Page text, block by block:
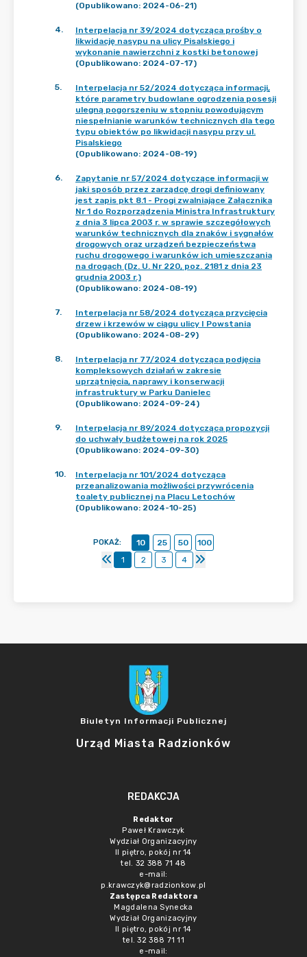
(Opublikowano: 2024-06-21)
4.
Interpelacja nr 39/2024 dotycząca prośby o
likwidację nasypu na ulicy Pisalskiego i
wykonanie nawierzchni z kostki betonowej
(Opublikowano: 2024-07-17)
5.
Interpelacja nr 52/2024 dotycząca informacji,
które parametry budowlane ogrodzenia posesji
ulegną pogorszeniu w stopniu powodującym
niespełnianie warunków technicznych dla tego
typu obiektów po likwidacji nasypu przy ul.
Pisalskiego
(Opublikowano: 2024-08-19)
6.
Zapytanie nr 57/2024 dotyczące informacji w
jaki sposób przez zarządcę drogi definiowany
jest zapis pkt 8.1 - Progi zwalniające Załącznika
Nr 1 do Rozporządzenia Ministra Infrastruktury
z dnia 3 lipca 2003 r. w sprawie szczegółowych
warunków technicznych dla znaków i sygnałów
drogowych oraz urządzeń bezpieczeństwa
ruchu drogowego i warunków ich umieszczania
na drogach (Dz. U. Nr 220, poz. 2181 z dnia 23
grudnia 2003 r.)
(Opublikowano: 2024-08-19)
7.
Interpelacja nr 58/2024 dotycząca przycięcia
drzew i krzewów w ciągu ulicy I Powstania
(Opublikowano: 2024-08-29)
8.
Interpelacja nr 77/2024 dotycząca podjęcia
kompleksowych działań w zakresie
uprzątnięcia, naprawy i konserwacji
infrastruktury w Parku Danielec
(Opublikowano: 2024-09-24)
9.
Interpelacja nr 89/2024 dotycząca propozycji
do uchwały budżetowej na rok 2025
(Opublikowano: 2024-09-30)
10.
Interpelacja nr 101/2024 dotycząca
przeanalizowania możliwości przywrócenia
toalety publicznej na Placu Letochów
(Opublikowano: 2024-10-25)
POKAŻ: 10 25 50
100
1
2 3 4
Biuletyn Informacji Publicznej
Urząd Miasta Radzionków
REDAKCJA
Redaktor
Paweł Krawczyk
Wydział Organizacyjny
II piętro, pokój nr 14
tel. 32 388 71 48
e-mail:
p.krawczyk@radzionkow.pl
Zastępca Redaktora
Magdalena Synecka
Wydział Organizacyjny
II piętro, pokój nr 14
tel. 32 388 71 11
e-mail: